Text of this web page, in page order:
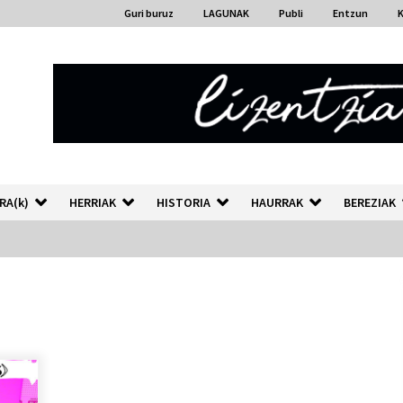
Guri buruz LAGUNAK Publi Entzun
HERRIAK HISTORIA HAURRAK BEREZIAK